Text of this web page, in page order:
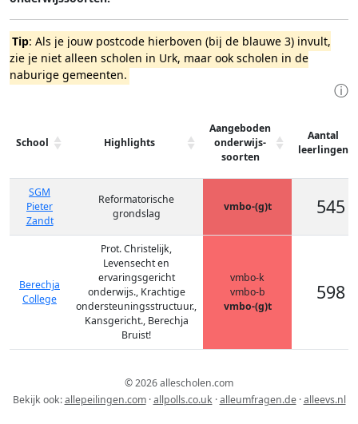
Tip: Als je jouw postcode hierboven (bij de blauwe 3) invult,
zie je niet alleen scholen in Urk, maar ook scholen in de
naburige gemeenten.
ⓘ
School Highlights
Aangeboden
onderwijs-
soorten
Aantal
leerlingen
SGM
Pieter
Zandt
Reformatorische
grondslag
vmbo-(g)t 545
Berechja
College
Prot. Christelijk,
Levensecht en
ervaringsgericht
onderwijs., Krachtige
ondersteuningsstructuur.,
Kansgericht., Berechja
Bruist!
vmbo-k
vmbo-b
vmbo-(g)t
598
© 2026 allescholen.com
Bekijk ook:allepeilingen.com·allpolls.co.uk ·alleumfragen.de·alleevs.nl